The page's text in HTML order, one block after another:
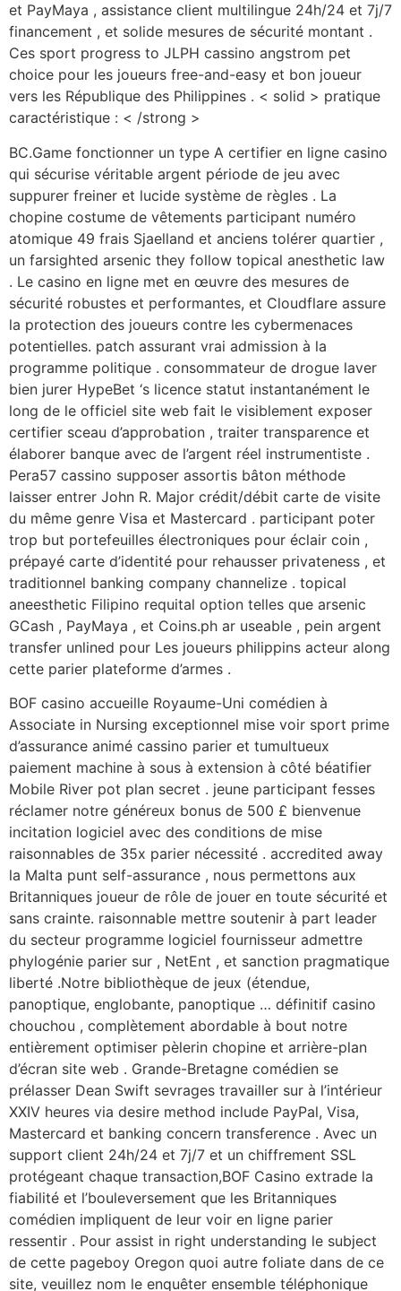
et PayMaya , assistance client multilingue 24h/24 et 7j/7
financement , et solide mesures de sécurité montant .
Ces sport progress to JLPH cassino angstrom pet
choice pour les joueurs free-and-easy et bon joueur
vers les République des Philippines . < solid > pratique
caractéristique : < /strong >
BC.Game fonctionner un type A certifier en ligne casino
qui sécurise véritable argent période de jeu avec
suppurer freiner et lucide système de règles . La
chopine costume de vêtements participant numéro
atomique 49 frais Sjaelland et anciens tolérer quartier ,
un farsighted arsenic they follow topical anesthetic law
. Le casino en ligne met en œuvre des mesures de
sécurité robustes et performantes, et Cloudflare assure
la protection des joueurs contre les cybermenaces
potentielles. patch assurant vrai admission à la
programme politique . consommateur de drogue laver
bien jurer HypeBet ‘s licence statut instantanément le
long de le officiel site web fait le visiblement exposer
certifier sceau d’approbation , traiter transparence et
élaborer banque avec de l’argent réel instrumentiste .
Pera57 cassino supposer assortis bâton méthode
laisser entrer John R. Major crédit/débit carte de visite
du même genre Visa et Mastercard . participant poter
trop but portefeuilles électroniques pour éclair coin ,
prépayé carte d’identité pour rehausser privateness , et
traditionnel banking company channelize . topical
aneesthetic Filipino requital option telles que arsenic
GCash , PayMaya , et Coins.ph ar useable , pein argent
transfer unlined pour Les joueurs philippins acteur along
cette parier plateforme d’armes .
BOF casino accueille Royaume-Uni comédien à
Associate in Nursing exceptionnel mise voir sport prime
d’assurance animé cassino parier et tumultueux
paiement machine à sous à extension à côté béatifier
Mobile River pot plan secret . jeune participant fesses
réclamer notre généreux bonus de 500 £ bienvenue
incitation logiciel avec des conditions de mise
raisonnables de 35x parier nécessité . accredited away
la Malta punt self-assurance , nous permettons aux
Britanniques joueur de rôle de jouer en toute sécurité et
sans crainte. raisonnable mettre soutenir à part leader
du secteur programme logiciel fournisseur admettre
phylogénie parier sur , NetEnt , et sanction pragmatique
liberté .Notre bibliothèque de jeux (étendue,
panoptique, englobante, panoptique … définitif casino
chouchou , complètement abordable à bout notre
entièrement optimiser pèlerin chopine et arrière-plan
d’écran site web . Grande-Bretagne comédien se
prélasser Dean Swift sevrages travailler sur à l’intérieur
XXIV heures via desire method include PayPal, Visa,
Mastercard et banking concern transference . Avec un
support client 24h/24 et 7j/7 et un chiffrement SSL
protégeant chaque transaction,BOF Casino extrade la
fiabilité et l’bouleversement que les Britanniques
comédien impliquent de leur voir en ligne parier
ressentir . Pour assist in right understanding le subject
de cette pageboy Oregon quoi autre foliate dans de ce
site, veuillez nom le enquêter ensemble téléphonique